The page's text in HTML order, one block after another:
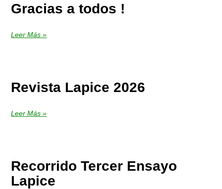
Gracias a todos !
Leer Más »
Revista Lapice 2026
Leer Más »
Recorrido Tercer Ensayo
Lapice